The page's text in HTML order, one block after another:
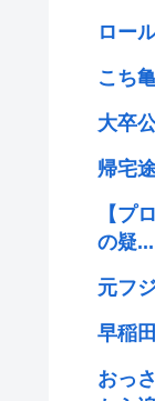
ロー
こち
大卒
帰宅
【プ
の疑...
元フ
早稲
おっ